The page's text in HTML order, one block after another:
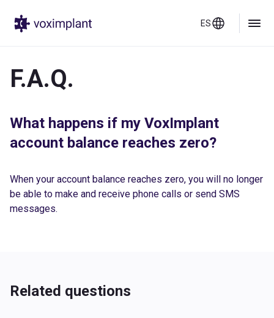
ES
F.A.Q.
What happens if my VoxImplant
account balance reaches zero?
When your account balance reaches zero, you will no longer
be able to make and receive phone calls or send SMS
messages.
Related questions